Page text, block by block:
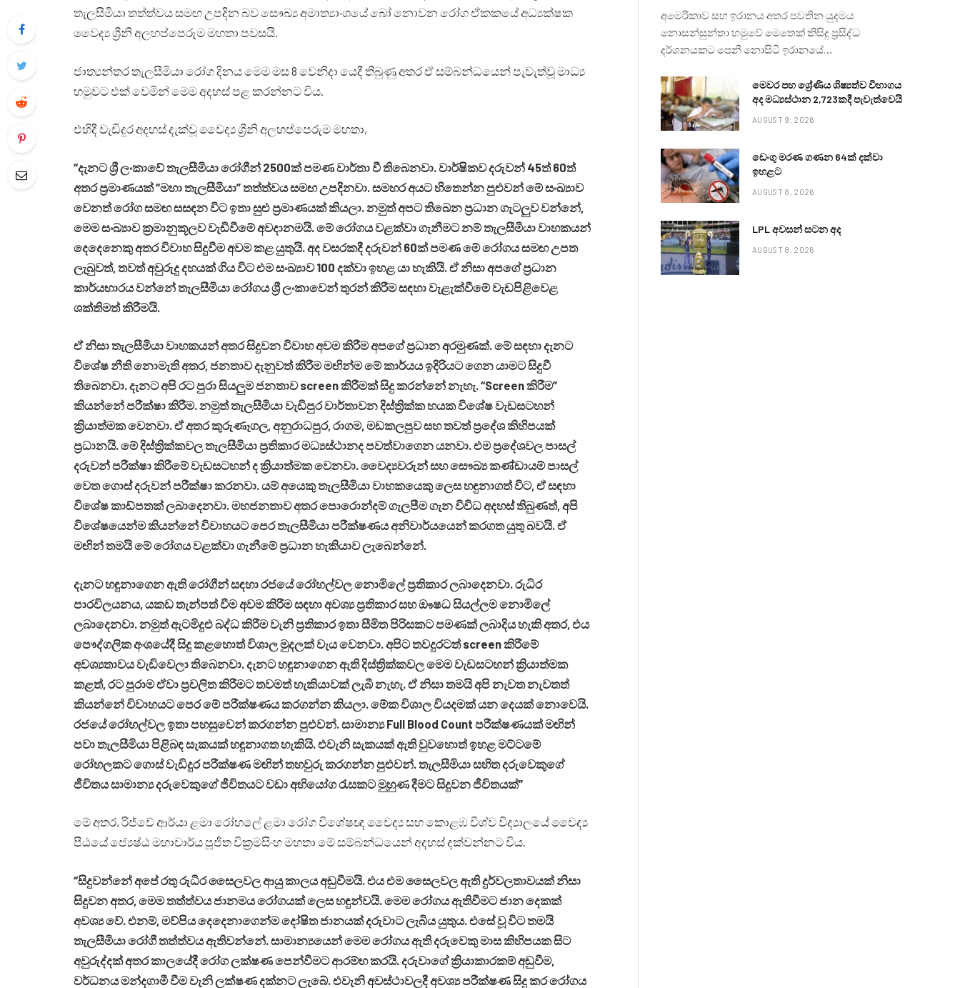
තැලසීමියා තත්ත්වය සමඟ උපදින බව සෞඛ්‍ය අමාත්‍යාංශයේ බෝ නොවන රෝග ඒකකයේ අධ්‍යක්ෂක
වෛද්‍ය ශ්‍රීනි අලහප්පෙරුම මහතා පවසයි.
ජාත්‍යන්තර තැලසීමියා රෝග දිනය මෙම මස 8 වෙනිදා යෙදී තිබුණු අතර ඒ සම්බන්ධයෙන් පැවැත්වූ මාධ්‍ය
හමුවට එක් වෙමින් මෙම අදහස් පළ කරන්නට විය.
එහිදී වැඩිදුර අදහස් දැක්වූ වෛද්‍ය ශ්‍රීනි අලහප්පෙරුම මහතා,
“දැනට ශ්‍රී ලංකාවේ තැලසීමියා රෝගීන් 2500ක් පමණ වාර්තා වී තිබෙනවා. වාර්ෂිකව දරුවන් 45ත් 60ත්
අතර ප්‍රමාණයක් “මහා තැලසීමියා” තත්ත්වය සමඟ උපදිනවා. සමහර අයට හිතෙන්න පුළුවන් මේ සංඛ්‍යාව
වෙනත් රෝග සමඟ සසඳන විට ඉතා සුළු ප්‍රමාණයක් කියලා. නමුත් අපට තිබෙන ප්‍රධාන ගැටලුව වන්නේ,
මෙම සංඛ්‍යාව ක්‍රමානුකූලව වැඩිවීමේ අවදානමයි. මේ රෝගය වළක්වා ගැනීමට නම් තැලසීමියා වාහකයන්
දෙදෙනෙකු අතර විවාහ සිදුවීම අවම කළ යුතුයි. අද වසරකදී දරුවන් 60ක් පමණ මේ රෝගය සමඟ උපත
ලැබුවත්, තවත් අවුරුදු දහයක් ගිය විට එම සංඛ්‍යාව 100 දක්වා ඉහළ යා හැකියි. ඒ නිසා අපගේ ප්‍රධාන
කාර්යභාරය වන්නේ තැලසීමියා රෝගය ශ්‍රී ලංකාවෙන් තුරන් කිරීම සඳහා වැළැක්වීමේ වැඩපිළිවෙළ
ශක්තිමත් කිරීමයි.
ඒ නිසා තැලසීමියා වාහකයන් අතර සිදුවන විවාහ අවම කිරීම අපගේ ප්‍රධාන අරමුණක්. මේ සඳහා දැනට
විශේෂ නීති නොමැති අතර, ජනතාව දැනුවත් කිරීම මඟින්ම මේ කාර්යය ඉදිරියට ගෙන යාමට සිදුවී
තිබෙනවා. දැනට අපි රට පුරා සියලුම ජනතාව screen කිරීමක් සිදු කරන්නේ නැහැ. “Screen කිරීම”
කියන්නේ පරීක්ෂා කිරීම. නමුත් තැලසීමියා වැඩිපුර වාර්තාවන දිස්ත්‍රික්ක හයක විශේෂ වැඩසටහන්
ක්‍රියාත්මක වෙනවා. ඒ අතර කුරුණෑගල, අනුරාධපුර, රාගම, මඩකලපුව සහ තවත් ප්‍රදේශ කිහිපයක්
ප්‍රධානයි. මේ දිස්ත්‍රික්කවල තැලසීමියා ප්‍රතිකාර මධ්‍යස්ථානද පවත්වාගෙන යනවා. එම ප්‍රදේශවල පාසල්
දරුවන් පරීක්ෂා කිරීමේ වැඩසටහන් ද ක්‍රියාත්මක වෙනවා. වෛද්‍යවරුන් සහ සෞඛ්‍ය කණ්ඩායම් පාසල්
වෙත ගොස් දරුවන් පරීක්ෂා කරනවා. යම් අයෙකු තැලසීමියා වාහකයෙකු ලෙස හඳුනාගත් විට, ඒ සඳහා
විශේෂ කාඩ්පතක් ලබාදෙනවා. මහජනතාව අතර පොරොන්දම් ගැලපීම ගැන විවිධ අදහස් තිබුණත්, අපි
විශේෂයෙන්ම කියන්නේ විවාහයට පෙර තැලසීමියා පරීක්ෂණය අනිවාර්යයෙන් කරගත යුතු බවයි. ඒ
මඟින් තමයි මේ රෝගය වළක්වා ගැනීමේ ප්‍රධාන හැකියාව ලැබෙන්නේ.
දැනට හඳුනාගෙන ඇති රෝගීන් සඳහා රජයේ රෝහල්වල නොමිලේ ප්‍රතිකාර ලබාදෙනවා. රුධිර
පාරවිලයනය, යකඩ තැන්පත් වීම අවම කිරීම සඳහා අවශ්‍ය ප්‍රතිකාර සහ ඖෂධ සියල්ලම නොමිලේ
ලබාදෙනවා. නමුත් ඇටමිදුළු බද්ධ කිරීම වැනි ප්‍රතිකාර ඉතා සීමිත පිරිසකට පමණක් ලබාදිය හැකි අතර, එය
පෞද්ගලික අංශයේදී සිදු කළහොත් විශාල මුදලක් වැය වෙනවා. අපිට තවදුරටත් screen කිරීමේ
අවශ්‍යතාවය වැඩිවෙලා තිබෙනවා. දැනට හඳුනාගෙන ඇති දිස්ත්‍රික්කවල මෙම වැඩසටහන් ක්‍රියාත්මක
කළත්, රට පුරාම ඒවා ප්‍රචලිත කිරීමට තවමත් හැකියාවක් ලැබී නැහැ. ඒ නිසා තමයි අපි නැවත නැවතත්
කියන්නේ විවාහයට පෙර මේ පරීක්ෂණය කරගන්න කියලා. මේක විශාල වියදමක් යන දෙයක් නොවෙයි.
රජයේ රෝහල්වල ඉතා පහසුවෙන් කරගන්න පුළුවන්. සාමාන්‍ය Full Blood Count පරීක්ෂණයක් මඟින්
පවා තැලසීමියා පිළිබඳ සැකයක් හඳුනාගත හැකියි. එවැනි සැකයක් ඇති වුවහොත් ඉහළ මට්ටමේ
රෝහලකට ගොස් වැඩිදුර පරීක්ෂණ මඟින් තහවුරු කරගන්න පුළුවන්. තැලසීමියා සහිත දරුවෙකුගේ
ජීවිතය සාමාන්‍ය දරුවෙකුගේ ජීවිතයට වඩා අභියෝග රැසකට මුහුණ දීමට සිදුවන ජීවිතයක්”
මේ අතර, රිජ්වේ ආර්යා ළමා රෝහලේ ළමා රෝග විශේෂඥ වෛද්‍ය සහ කොළඹ විශ්ව විද්‍යාලයේ වෛද්‍ය
පීඨයේ ජ්‍යෙෂ්ඨ මහාචාර්ය පූජිත වික්‍රමසිංහ මහතා මේ සම්බන්ධයෙන් අදහස් දක්වන්නට විය.
“සිදුවන්නේ අපේ රතු රුධිර සෛලවල ආයු කාලය අඩුවීමයි. එය එම සෛලවල ඇති දුර්වලතාවයක් නිසා
සිදුවන අතර, මෙම තත්ත්වය ජානමය රෝගයක් ලෙස හඳුන්වයි. මෙම රෝගය ඇතිවීමට ජාන දෙකක්
අවශ්‍ය වේ. එනම්, මව්පිය දෙදෙනාගෙන්ම දෝෂිත ජානයක් දරුවාට ලැබිය යුතුය. එසේ වූ විට තමයි
තැලසීමියා රෝගී තත්ත්වය ඇතිවන්නේ. සාමාන්‍යයෙන් මෙම රෝගය ඇති දරුවෙකු මාස කිහිපයක සිට
අවුරුද්දක් අතර කාලයේදී රෝග ලක්ෂණ පෙන්වීමට ආරම්භ කරයි. දරුවාගේ ක්‍රියාකාරකම් අඩුවීම,
වර්ධනය මන්දගාමී වීම වැනි ලක්ෂණ දක්නට ලැබේ. එවැනි අවස්ථාවලදී අවශ්‍ය පරීක්ෂණ සිදු කර රෝගය
අමෙරිකාව සහ ඉරානය අතර පවතින යුදමය
නොසන්සුන්තා හමුවේ මෙතෙක් කිසිදු ප්‍රසිද්ධ
දර්ශනයකට පෙනී නොසිටි ඉරානයේ…
මෙවර පහ ශ්‍රේණිය ශිෂ්‍යත්ව විභාගය
අද මධ්‍යස්ථාන 2,723කදී පැවැත්වෙයි
AUGUST 9, 2026
ඩෙංගු මරණ ගණන 64ක් දක්වා
ඉහළට
AUGUST 8, 2026
LPL අවසන් සටන අද
AUGUST 8, 2026